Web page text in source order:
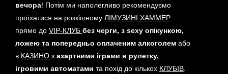
вечора! Потім ми наполегливо рекомендуємо
проїхатися на розкішному ЛІМУЗИНІ ХАММЕР
прямо до VIP-КЛУБ без черги, з sexy опікункою,
ложею та попередньо оплаченим алкоголемабо
в КАЗИНО з азартними іграми в рулетку,
ігровими автоматами та похід до кількох КЛУБІВ.